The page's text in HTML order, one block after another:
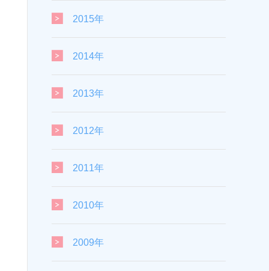
2015年
2014年
2013年
2012年
2011年
2010年
2009年